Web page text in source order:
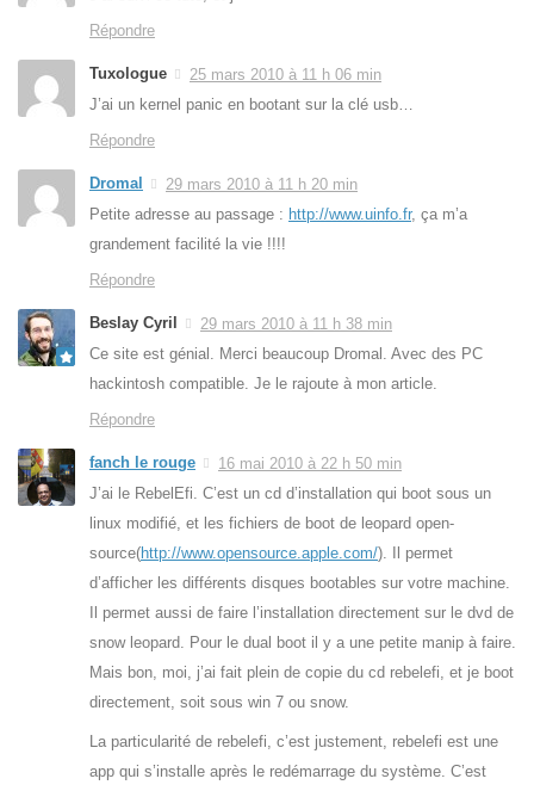
Répondre
Tuxologue
25 mars 2010 à 11 h 06 min
J’ai un kernel panic en bootant sur la clé usb…
Répondre
Dromal
29 mars 2010 à 11 h 20 min
Petite adresse au passage : http://www.uinfo.fr, ça m’a
grandement facilité la vie !!!!
Répondre
Beslay Cyril
29 mars 2010 à 11 h 38 min
Ce site est génial. Merci beaucoup Dromal. Avec des PC
hackintosh compatible. Je le rajoute à mon article.
Répondre
fanch le rouge
16 mai 2010 à 22 h 50 min
J’ai le RebelEfi. C’est un cd d’installation qui boot sous un
linux modifié, et les fichiers de boot de leopard open-
source(http://www.opensource.apple.com/). Il permet
d’afficher les différents disques bootables sur votre machine.
Il permet aussi de faire l’installation directement sur le dvd de
snow leopard. Pour le dual boot il y a une petite manip à faire.
Mais bon, moi, j’ai fait plein de copie du cd rebelefi, et je boot
directement, soit sous win 7 ou snow.
La particularité de rebelefi, c’est justement, rebelefi est une
app qui s’installe après le redémarrage du système. C’est